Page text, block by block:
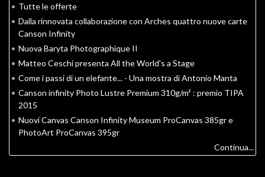
• Tutte le offerte
• Dalla rinnovata collaborazione con Arches quattro nuove carte
Canson Infinity
• Nuova Baryta Photographique II
• Matteo Ceschi presenta All the World's a Stage
• Come i passi di un elefante... - Una mostra di Antonio Manta
• Canson infinity Photo Lustre Premium 310g/m² : premio TIPA
2015
• Nuovi Canvas Canson Infinity Museum ProCanvas 385gr e
PhotoArt ProCanvas 395gr
Continua...